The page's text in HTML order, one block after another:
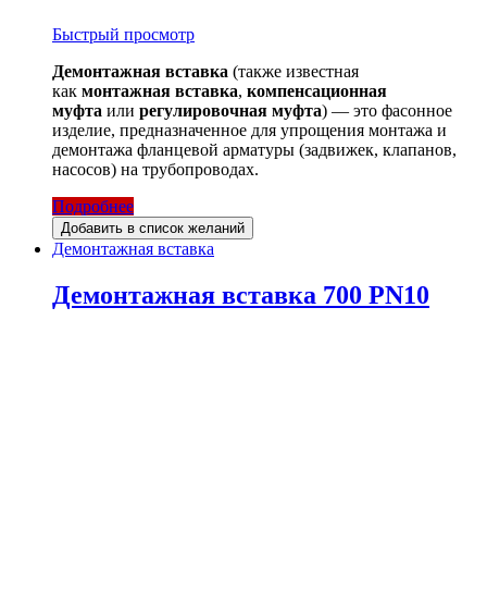
Быстрый просмотр
Демонтажная вставка (также известная
как монтажная вставка, компенсационная
муфта или регулировочная муфта) — это фасонное
изделие, предназначенное для упрощения монтажа и
демонтажа фланцевой арматуры (задвижек, клапанов,
насосов) на трубопроводах.
Подробнее
Добавить в список желаний
Демонтажная вставка
Демонтажная вставка 700 PN10